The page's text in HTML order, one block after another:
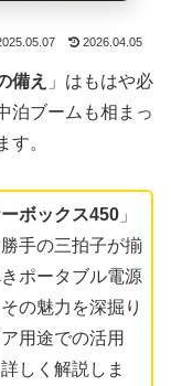
2026.04.05
備え 」はもはや必
泊ブームも相まっ
す。
ボックス450」
手の三拍子が揃
ポータブル電源
の魅力を深掘り
用途での活用
しく解説しま